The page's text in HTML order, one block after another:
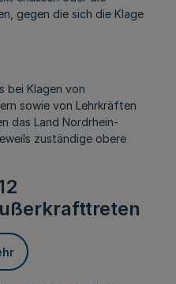
gegen die sich die Klage
bei Klagen von
sowie von Lehrkräften
das Land Nordrhein-
zuständige obere